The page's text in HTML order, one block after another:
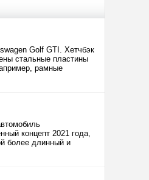
Golf GTI. Хетчбэк
стальные пластины
рамные
концепт 2021 года,
более длинный и